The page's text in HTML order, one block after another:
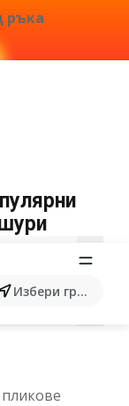
ръка
продукти...Избери град
G
T U V